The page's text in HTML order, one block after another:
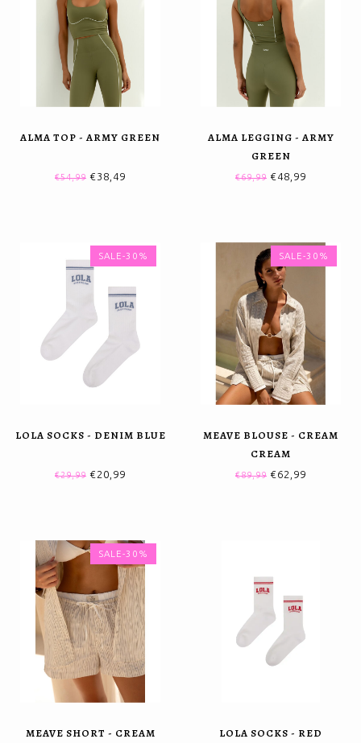
ALMA TOP - ARMY GREEN
€54,99 €38,49
ALMA LEGGING - ARMY
GREEN
€69,99 €48,99
SALE-30%
LOLA SOCKS - DENIM BLUE
€29,99 €20,99
SALE-30%
MEAVE BLOUSE - CREAM
CREAM
€89,99 €62,99
SALE-30%
MEAVE SHORT - CREAM
LOLA SOCKS - RED